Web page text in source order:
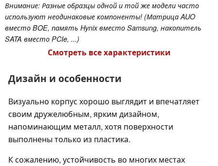
Внимание: Разные образцы одной и той же модели часто
используют неодинаковые компоненты! (Матрица AUO
вместо BOE, память Hynix вместо Samsung, накопитель
SATA вместо PCIe, ...)
Смотреть все характеристики
Дизайн и особенности
Визуально корпус хорошо выглядит и впечатляет
своим дружелюбным, ярким дизайном,
напоминающим металл, хотя поверхности
выполнены только из пластика.
К сожалению, устойчивость во многих местах